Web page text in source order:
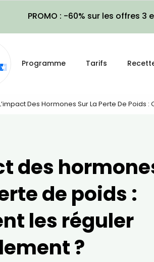
PROMO : -60% sur les offres
Programme Tarifs
Des Hormones Sur La Perte De Poids
des
de poids :
les réguler
?